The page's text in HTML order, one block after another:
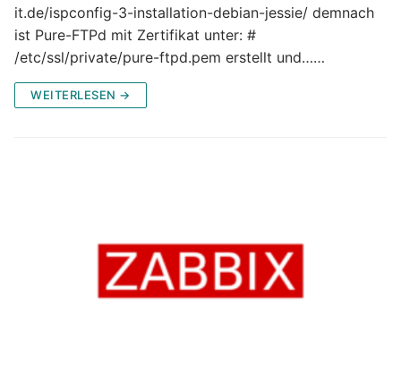
it.de/ispconfig-3-installation-debian-jessie/ demnach
ist Pure-FTPd mit Zertifikat unter: #
/etc/ssl/private/pure-ftpd.pem erstellt und……
WEITERLESEN →